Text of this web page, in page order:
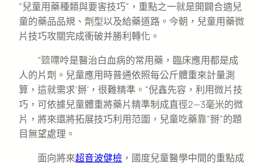
“兒童用藥種類與要害技巧”，重點之一就是開闢合適兒
童的藥品品規、劑型以及給藥道路。今朝，兒童用藥微
片技巧攻關完成衝破并勝利轉化。
“巰嘌呤是醫治白血病的常用藥，臨床應用都是成
人的片劑。兒童應用時普通依照每公斤體重來計量測
算，這就需求‘掰’，很難精準。”倪鑫先容，利用微片技
巧，可依據兒童體重將藥片精準制成直徑2—3毫米的微
片，將來還將拓展技巧利用范圍，兒童吃藥靠“掰”的題
目無望處理。
面向將來超音波健檢 ，國度兒童醫學中間的重點成